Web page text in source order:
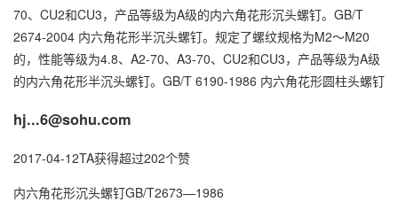
70、CU2和CU3，产品等级为A级的内六角花形沉头螺钉。GB/T
2674-2004 内六角花形半沉头螺钉。规定了螺纹规格为M2～M20
的，性能等级为4.8、A2-70、A3-70、CU2和CU3，产品等级为A级
的内六角花形半沉头螺钉。GB/T 6190-1986 内六角花形圆柱头螺钉
hj...6@sohu.com
2017-04-12TA获得超过202个赞
内六角花形沉头螺钉GB/T2673—1986